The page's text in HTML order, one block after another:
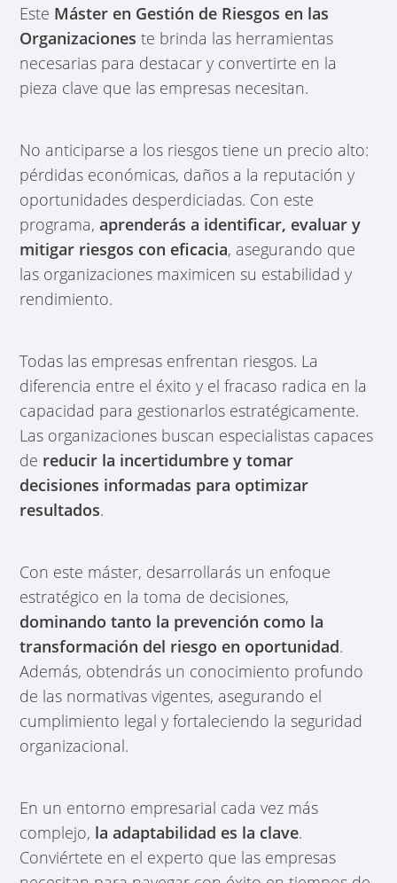
Este Máster en Gestión de Riesgos en las
Organizacioneste brinda las herramientas
necesarias para destacar y convertirte en la
pieza clave que las empresas necesitan.
No anticiparse a los riesgos tiene un precio alto:
pérdidas económicas, daños a la reputación y
oportunidades desperdiciadas. Con este
programa,aprenderás a identificar, evaluar y
mitigar riesgos con eficacia, asegurando que
las organizaciones maximicen su estabilidad y
rendimiento.
Todas las empresas enfrentan riesgos. La
diferencia entre el éxito y el fracaso radica en la
capacidad para gestionarlos estratégicamente.
Las organizaciones buscan especialistas capaces
de reducir la incertidumbre y tomar
decisiones informadas para optimizar
resultados.
Con este máster, desarrollarás un enfoque
estratégico en la toma de decisiones,
dominando tanto la prevención como la
transformación del riesgo en oportunidad.
Además, obtendrás un conocimiento profundo
de las normativas vigentes, asegurando el
cumplimiento legal y fortaleciendo la seguridad
organizacional.
En un entorno empresarial cada vez más
complejo, la adaptabilidad es la clave.
Conviértete en el experto que las empresas